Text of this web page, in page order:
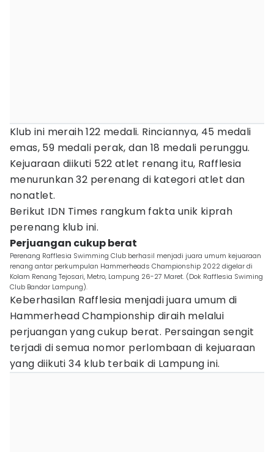
Klub ini meraih 122 medali. Rinciannya, 45 medali
emas, 59 medali perak, dan 18 medali perunggu.
Kejuaraan diikuti 522 atlet renang itu, Rafflesia
menurunkan 32 perenang di kategori atlet dan
nonatlet.
Berikut IDN Times rangkum fakta unik kiprah
perenang klub ini.
Perjuangan cukup berat
Perenang Rafflesia Swimming Club berhasil menjadi juara umum kejuaraan
renang antar perkumpulan Hammerheads Championship 2022 digelar di
Kolam Renang Tejosari, Metro, Lampung 26-27 Maret. (Dok Rafflesia Swiming
Club Bandar Lampung).
Keberhasilan Rafflesia menjadi juara umum di
Hammerhead Championship diraih melalui
perjuangan yang cukup berat. Persaingan sengit
terjadi di semua nomor perlombaan di kejuaraan
yang diikuti 34 klub terbaik di Lampung ini.